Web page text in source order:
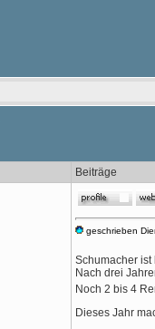
Beiträge
geschrieben
Schumacher ist
Nach drei
Noch 2 bis 4
Dieses Jahr